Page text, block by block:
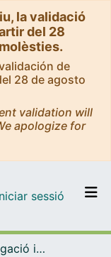
la validació
del 28
de
28 de agosto
validation will
apologize for
tot el DD
sessió (current)
Mètodes d'Investigació i Diagnòstic en Educació